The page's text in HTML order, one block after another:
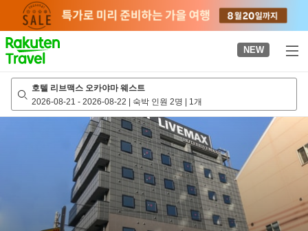
page
NEW
호텔 리브맥스 오카야마 웨스트
2026-08-21 - 2026-08-22 | 숙박 인원 2명 | 1개